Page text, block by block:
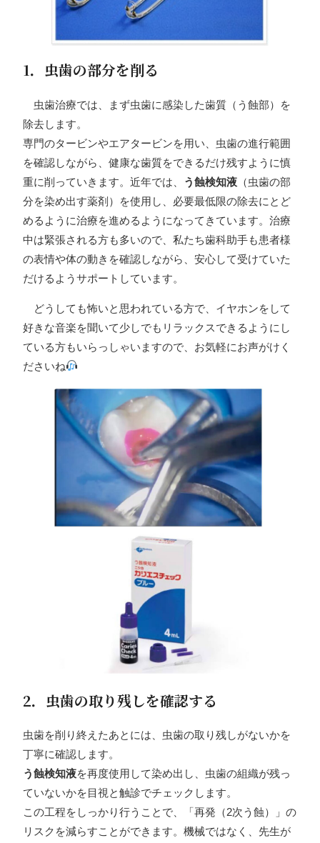
1．虫歯の部分を削る
虫歯治療では、まず虫歯に感染した歯質（う蝕部）を
除去します。
専門のタービンやエアタービンを用い、虫歯の進行範囲
を確認しながら、健康な歯質をできるだけ残すように慎
重に削っていきます。近年では、
う蝕検知液 （虫歯の部
分を染め出す薬剤）を使用し、必要最低限の除去にとど
めるように治療を進めるようになってきています。治療
中は緊張される方も多いので、私たち歯科助手も患者様
の表情や体の動きを確認しながら、安心して受けていた
だけるようサポートしています。
どうしても怖いと思われている方で、イヤホンをして
好きな音楽を聞いて少しでもリラックスできるようにし
ている方もいらっしゃいますので、お気軽にお声がけく
ださいね
2．虫歯の取り残しを確認する
虫歯を削り終えたあとには、虫歯の取り残しがないかを
丁寧に確認します。
う蝕検知液を再度使用して染め出し、虫歯の組織が残っ
ていないかを目視と触診でチェックします。
この工程をしっかり行うことで、「再発（2次う蝕）」の
リスクを減らすことができます。機械ではなく、先生が